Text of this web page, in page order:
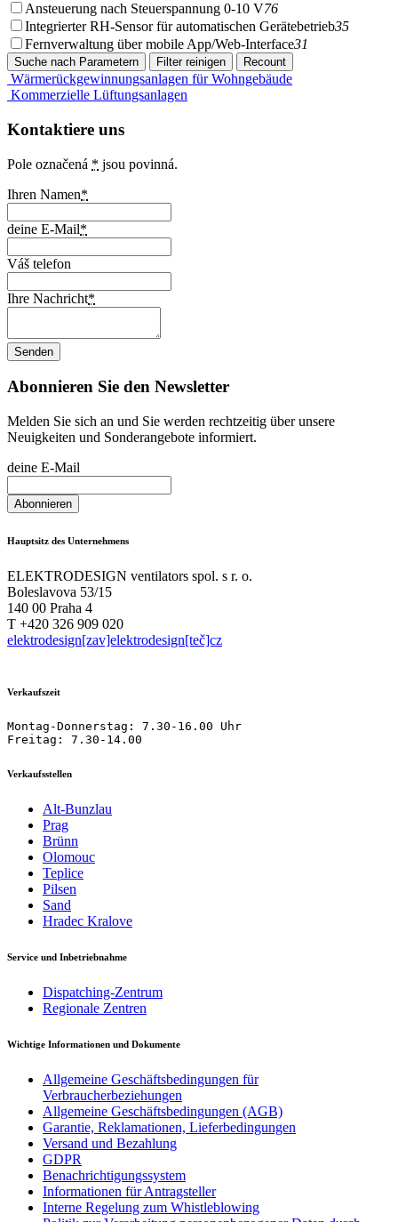
Ansteuerung nach Steuerspannung 0-10 V76
Integrierter RH-Sensor für automatischen Gerätebetrieb35
Fernverwaltung über mobile App/Web-Interface31
Wärmerückgewinnungsanlagen für Wohngebäude
Kommerzielle Lüftungsanlagen
Kontaktiere uns
Pole označená * jsou povinná.
Ihren Namen*
deine E-Mail*
Váš telefon
Ihre Nachricht*
Abonnieren Sie den Newsletter
Melden Sie sich an und Sie werden rechtzeitig über unsere
Neuigkeiten und Sonderangebote informiert.
deine E-Mail
Hauptsitz des Unternehmens
ELEKTRODESIGN ventilators spol. s r. o.
Boleslavova 53/15
140 00 Praha 4
T +420 326 909 020
elektrodesign[zav]elektrodesign[teč]cz
Verkaufszeit
Montag-Donnerstag: 7.30-16.00 Uhr
Freitag: 7.30-14.00
Verkaufsstellen
Alt-Bunzlau
Prag
Brünn
Olomouc
Teplice
Pilsen
Sand
Hradec Kralove
Service und Inbetriebnahme
Dispatching-Zentrum
Regionale Zentren
Wichtige Informationen und Dokumente
Allgemeine Geschäftsbedingungen für
Verbraucherbeziehungen
Allgemeine Geschäftsbedingungen (AGB)
Garantie, Reklamationen, Lieferbedingungen
Versand und Bezahlung
GDPR
Benachrichtigungssystem
Informationen für Antragsteller
Interne Regelung zum Whistleblowing